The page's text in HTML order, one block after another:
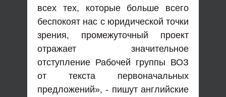
всех тех, которые больше всего
беспокоят нас с юридической точки
зрения, промежуточный проект
отражает значительное
отступление Рабочей группы ВОЗ
от текста первоначальных
предложений», - пишут английские